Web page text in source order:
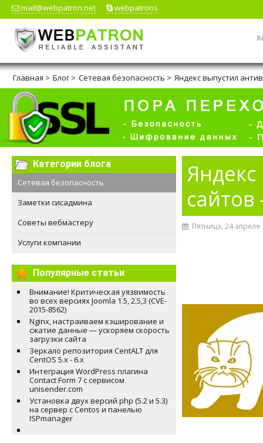
mail@webpatron.net webpatrons
Главная > Блог > Сетевая безопасность > Яндекс выпустил
Категории блога
Сетевая безопасность
Заметки сисадмина
Советы вебмастеру
Услуги компании
Популярные статьи
Внимание! Критическая уязвимость
во всех версиях Joomla 1.5, 2.5,3 (CVE-
2015-8562)
Nginx, настраиваем кэширование и
сжатие данные — ускоряем скорость
загрузки сайта
Зеркало репозитория CentALT для
CentOS 5.x - 6.x
Интеграция WordPress плагина
Contact Form 7 с сервисом
unisender.com
Установка двух версий php (5.2 и 5.3)
на сервер с Centos и панелью
ISPmanager
Пятница, 24 апреля